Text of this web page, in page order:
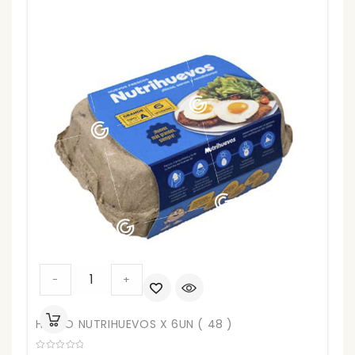
HUEVO NUTRIHUEVOS X 6UN ( 48 )
HUEVO
NUTRIHUEVOS
6UN
- +